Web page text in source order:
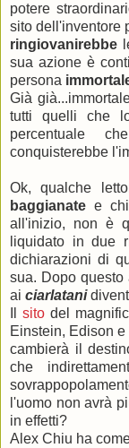
potere
sito dell'inventore
ringiovanirebbe
sua azione è
persona
Già
tutti quelli che
percentuale
conquisterebbe
Ok, qualche
baggianate e
all'inizio, non è
liquidato in due
dichiarazioni di
sua. Dopo
ai ciarlatani
sitodel
Einstein, Edison
cambierà il
che
l'uomo non avrà
in effetti?
Alex Chiu ha